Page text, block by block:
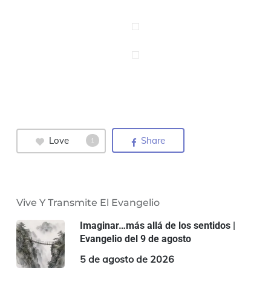
Love 1 Share
Vive Y Transmite El Evangelio
Imaginar…más allá de los sentidos |
Evangelio del 9 de agosto
5 de agosto de 2026